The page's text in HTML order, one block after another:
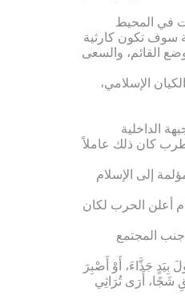
في المحیط
سوف تکون کارثیة
القائم، والسعی
الإسلامي،
الداخلیة
کان ذلك عاملاً
إلى الإسلام
أعلن الحرب لکان
جنب المجتمع
أَرْتَئِي بَیْنَ أَنْ أَصُولَ بِیَدٍ جَذَّاءَ، أَوْ أَصْبِرَ
شَجًا، أَرَى تُرَاثِي